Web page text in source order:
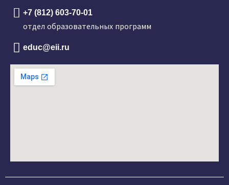
+7 (812) 603-70-01
отдел образовательных программ
educ@eii.ru